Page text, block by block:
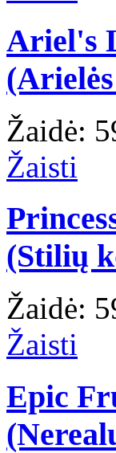
Ariel's
Žaidė:
Žaisti
(Stilių
Žaidė:
Žaisti
Epic